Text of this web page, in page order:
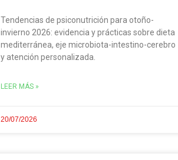
Tendencias de psiconutrición para otoño-
invierno 2026: evidencia y prácticas sobre dieta
mediterránea, eje microbiota-intestino-cerebro
y atención personalizada.
LEER MÁS »
20/07/2026